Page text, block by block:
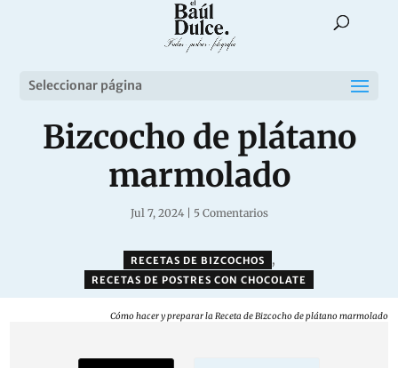
Seleccionar página
Bizcocho de plátano
marmolado
Jul 7, 2024| 5 Comentarios
RECETAS DE BIZCOCHOS ,
RECETAS DE POSTRES CON CHOCOLATE
Cómo hacer y preparar la Receta de Bizcocho de plátano marmolado